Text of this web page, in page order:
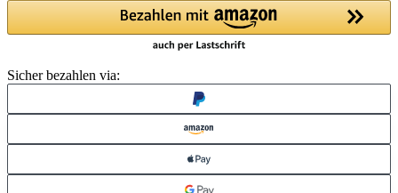
Sicher bezahlen via: